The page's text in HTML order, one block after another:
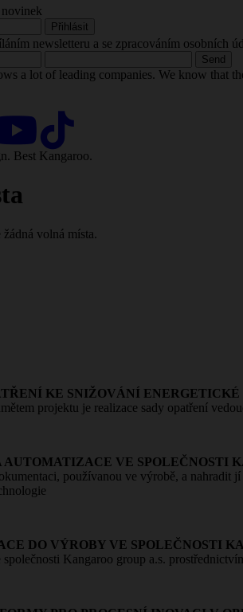
novinek
newsletteru a se zpracováním osobních
a lot of leading companies. We know that
Best Kangaroo.
volná místa.
KE SNIŽOVÁNÍ ENERGETICKÉ
projektu je realizace sady opatření
VE SPOLEČNOSTI
používanou ve výrobě, a
DO VÝROBY VE SPOLEČNOSTI
Kangaroo group a.s.